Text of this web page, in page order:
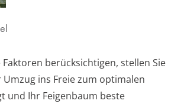
Faktoren berücksichtigen, stellen Sie
Umzug ins Freie zum optimalen
und Ihr Feigenbaum beste